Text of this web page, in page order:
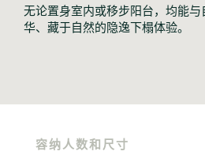
无论置身室内或移步阳台，均能
华、藏于自然的隐逸下榻体验。
容纳人数和尺寸